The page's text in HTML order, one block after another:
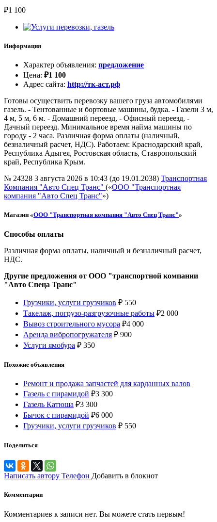
₽1 100
Информация
Характер объявления: предложение
Цена: ₽1 100
Адрес сайта: http://тк-аст.рф
Готовы осуществить перевозку вашего груза автомобилями
газель. - Тентованные и бортовые машины, будка. - Газели 3 м,
4 м, 5 м, 6 м. - Домашний переезд, - Офисный переезд, -
Дачный переезд. Минимальное время найма машины по
городу - 2 часа. Различная форма оплаты (наличный,
безналичный расчет, НДС). Работаем: Краснодарский край,
Республика Адыгея, Ростовская область, Ставропольский
край, Республика Крым.
№ 24328 3 августа 2026 в 10:43 (до 19.01.2038) Транспортная
Компания "Авто Спец Транс" («ООО "Транспортная
компания "Авто Спец Транс"»)
Магазин «ООО "Транспортная компания "Авто Спец Транс"»
Способы оплаты
Различная форма оплаты, наличный и безналичный расчет,
НДС.
Другие предложения от ООО "транспортной компании
"Авто Спеца Транс"
Грузчики, услуги грузчиков ₽ 550
Такелаж, погрузо-разгрузочные работы ₽2 000
Вывоз строительного мусора ₽4 000
Аренда вибропогружателя ₽ 900
Услуги ямобура ₽ 350
Похожие объявления
Ремонт и продажа запчастей для карданных валов
Газель с пирамидой ₽3 300
Газель Катюша ₽3 300
Бычок с пирамидой ₽6 000
Грузчики, услуги грузчиков ₽ 550
Поделиться
Написать автору Телефон Добавить в блокнот
Комментарии
Комментариев к записи нет. Вы можете стать первым!